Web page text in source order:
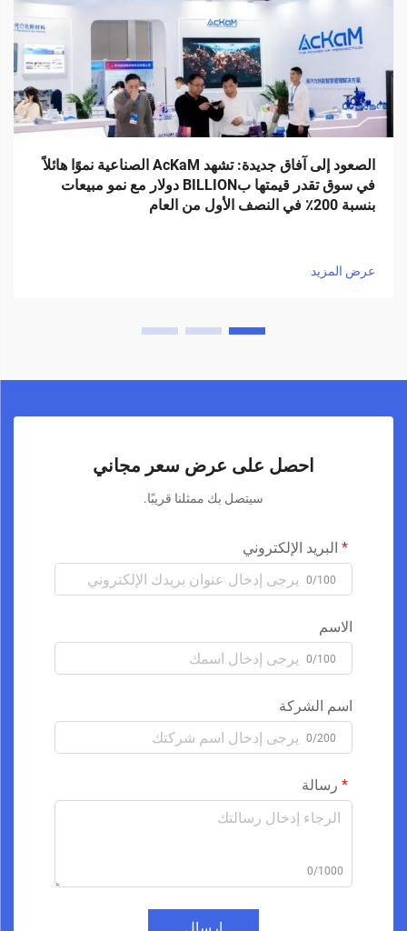
الصعود إلى آفاق جديدة: تشهد AcKaM الصناعية نموًا هائلاً
في سوق تقدر قيمتها بBILLION دولار مع نمو مبيعات
بنسبة 200٪ في النصف الأول من العام
عرض المزيد
احصل على عرض سعر مجاني
سيتصل بك ممثلنا قريبًا.
البريد الإلكتروني
0/100
الاسم
0/100
اسم الشركة
0/200
رسالة
0/1000